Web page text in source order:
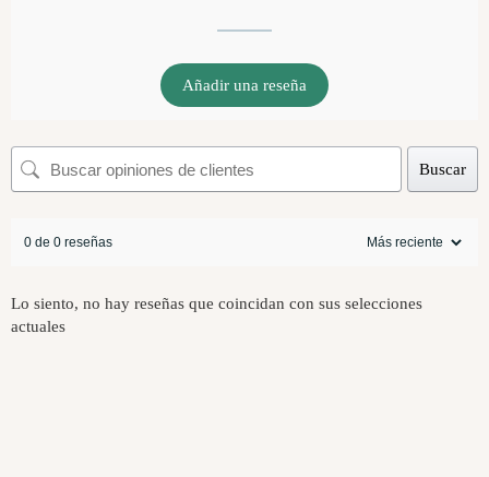
Añadir una reseña
Buscar
0 de 0 reseñas
Lo siento, no hay reseñas que coincidan con sus selecciones
actuales